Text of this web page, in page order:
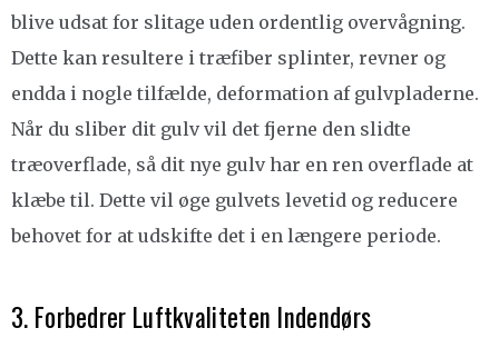
blive udsat for slitage uden ordentlig overvågning.
Dette kan resultere i træfiber splinter, revner og
endda i nogle tilfælde, deformation af gulvpladerne.
Når du sliber dit gulv vil det fjerne den slidte
træoverflade, så dit nye gulv har en ren overflade at
klæbe til. Dette vil øge gulvets levetid og reducere
behovet for at udskifte det i en længere periode.
3. Forbedrer Luftkvaliteten Indendørs